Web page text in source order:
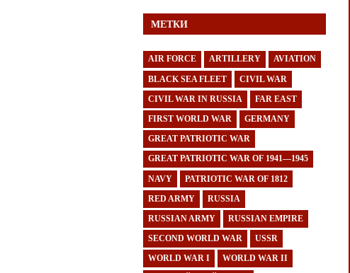
МЕТКИ
AIR FORCE ARTILLERY AVIATION
BLACK SEA FLEET CIVIL WAR
CIVIL WAR IN RUSSIA FAR EAST
FIRST WORLD WAR GERMANY
GREAT PATRIOTIC WAR
GREAT PATRIOTIC WAR OF 1941—1945
NAVY PATRIOTIC WAR OF 1812
RED ARMY RUSSIA
RUSSIAN ARMY RUSSIAN EMPIRE
SECOND WORLD WAR USSR
WORLD WAR I WORLD WAR II